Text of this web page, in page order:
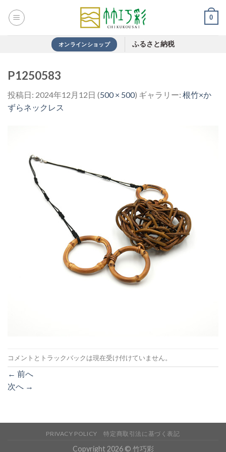
0
オンラインショップ ふるさと納税
P1250583
投稿日: 2024年12月12日 (500 × 500) ギャラリー: 根竹×か
ずらネックレス
コメントとトラックバックは現在受け付けていません。
← 前へ
次へ →
PRIVACY POLICY 特定商取引法に基づく表記
Copyright 2026 © 竹巧彩